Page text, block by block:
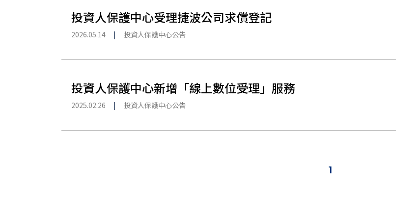
投資人保護中心受理捷波公司求償登記
2026.05.14 | 投資人保護中心公告
投資人保護中心新增「線上數位受理」服務
2025.02.26 | 投資人保護中心公告
1